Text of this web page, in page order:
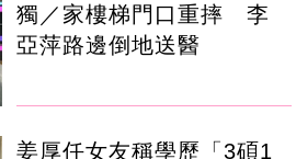
獨／家樓梯門口重摔 李
亞萍路邊倒地送醫
姜厚任女友稱學歷「3碩1